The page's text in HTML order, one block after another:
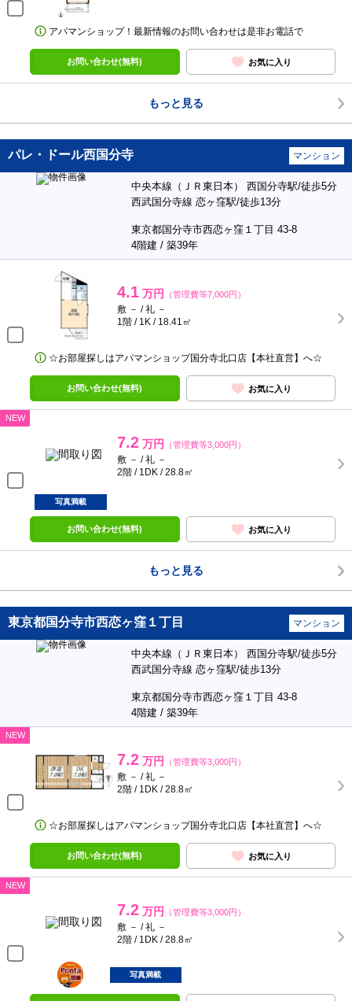
アパマンショップ！最新情報のお問い合わせは是非お電話で
お問い合わせ(無料) お気に入り
もっと見る
パレ・ドール西国分寺 マンション
中央本線（ＪＲ東日本） 西国分寺駅/徒歩5分
西武国分寺線 恋ヶ窪駅/徒歩13分
東京都国分寺市西恋ヶ窪１丁目 43-8
4階建 / 築39年
4.1 万円 （管理費等7,000円）
敷 － / 礼 －
1階 / 1K / 18.41㎡
☆お部屋探しはアパマンショップ国分寺北口店【本社直営】へ☆
お問い合わせ(無料) お気に入り
NEW
7.2 万円 （管理費等3,000円）
敷 － / 礼 －
2階 / 1DK / 28.8㎡
写真満載
お問い合わせ(無料) お気に入り
もっと見る
東京都国分寺市西恋ヶ窪１丁目 マンション
中央本線（ＪＲ東日本） 西国分寺駅/徒歩5分
西武国分寺線 恋ヶ窪駅/徒歩13分
東京都国分寺市西恋ヶ窪１丁目 43-8
4階建 / 築39年
NEW
7.2 万円 （管理費等3,000円）
敷 － / 礼 －
2階 / 1DK / 28.8㎡
☆お部屋探しはアパマンショップ国分寺北口店【本社直営】へ☆
お問い合わせ(無料) お気に入り
NEW
7.2 万円 （管理費等3,000円）
敷 － / 礼 －
2階 / 1DK / 28.8㎡
ポンタ
部屋
写真満載